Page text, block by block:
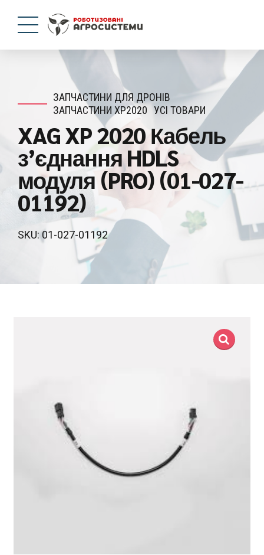
ЗАПЧАСТИНИ ДЛЯ ДРОНІВ
ЗАПЧАСТИНИ XP2020 УСІ ТОВАРИ
XAG XP 2020 Кабель
з’єднання HDLS
модуля (PRO) (01-027-
01192)
SKU: 01-027-01192